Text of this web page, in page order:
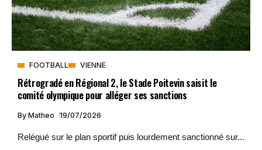
FOOTBALL VIENNE
Rétrogradé en Régional 2, le Stade Poitevin saisit le
comité olympique pour alléger ses sanctions
By Matheo 19/07/2026
Relégué sur le plan sportif puis lourdement sanctionné sur...